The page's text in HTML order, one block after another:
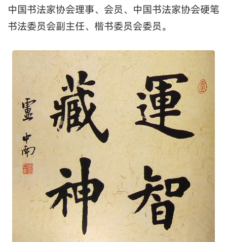
中国书法家协会理事、会员、中国书法家协会硬笔
书法委员会副主任、楷书委员会委员。